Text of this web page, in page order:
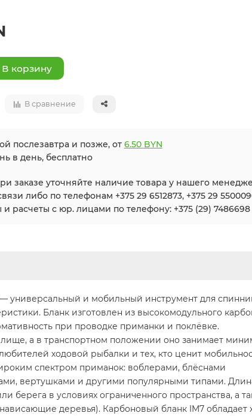
В корзину
В сравнение
послезавтра и позже, от 6.50 BYN
в день, бесплатно
заказе уточняйте наличие товара у нашего
либо по телефонам +375 29 6512873, +375 29
расчеты с юр. лицами по телефону: +375 (29) 7486698
— универсальный и мобильный инструмент для
Бланк изготовлен из высокомодульного
при проводке приманки и поклёвке.
а в транспортном положении оно занимает
ходовой рыбалки и тех, кто ценит
спектром приманок: воблерами, блёснами
вертушками и другими популярными типами.
берега в условиях ограниченного пространства, а
деревья). Карбоновый бланк IM7